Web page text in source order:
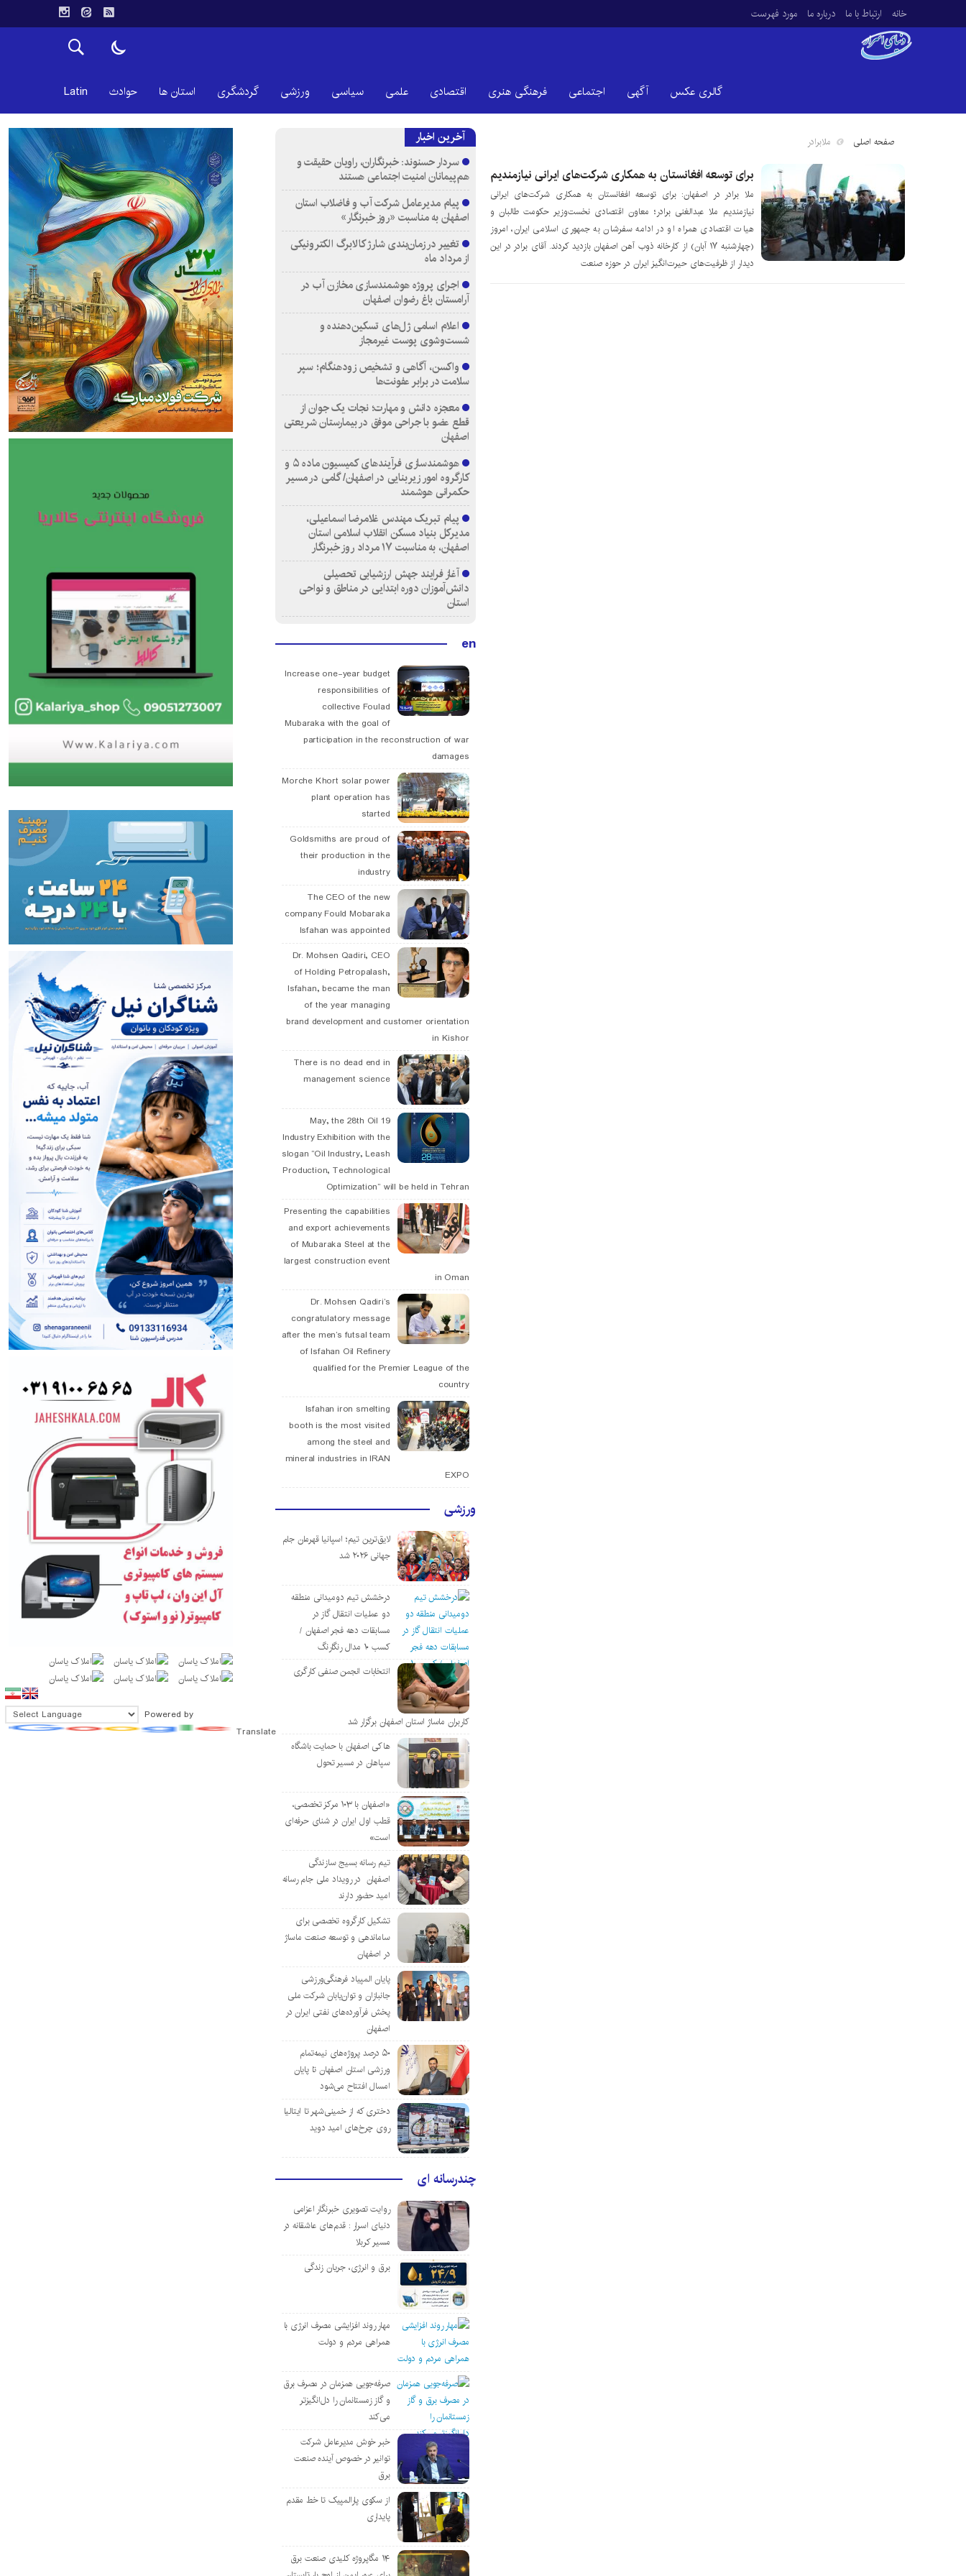
خانه ارتباط با ما درباره ما مورد فهرست
گالری عکس آگهی اجتماعی فرهنگی هنری اقتصادی علمی سیاسی ورزشی گردشگری استان ها حوادث Latin
صفحه اصلی ملابرادر
برای توسعه افغانستان به همکاری شرکت‌های ایرانی نیازمندیم
ملا برادر در اصفهان: برای توسعه افغانستان به همکاری شرکت‌های ایرانی
نیازمندیم ملا عبدالغنی برادر؛ معاون اقتصادی نخست‌وزیر حکومت طالبان و
هیات اقتصادی همراه او در ادامه سفرشان به جمهوری اسلامی ایران، امروز
(چهارشنبه ۱۷ آبان) از کارخانه ذوب آهن اصفهان بازدید کردند. آقای برادر در این
دیدار از ظرفیت‌های حیرت‌انگیز ایران در حوزه صنعت
آخرین اخبار
سردار حسنوند: خبرنگاران، راویان حقیقت و
هم‌پیمانان امنیت اجتماعی هستند
پیام مدیرعامل شرکت آب و فاضلاب استان
اصفهان به مناسبت «روز خبرنگار»
تغییر در زمان‌بندی شارژ کالابرگ الکترونیکی
از مرداد ماه
اجرای پروژه هوشمندسازی مخازن آب در
آرامستان‌ باغ رضوان اصفهان
اعلام اسامی ژل‌های تسکین‌دهنده و
شست‌وشوی پوست غیرمجاز
واکسن، آگاهی و تشخیص زودهنگام؛ سپر
سلامت در برابر عفونت‌ها
معجزه دانش و مهارت؛ نجات یک جوان از
قطع عضو با جراحی موفق در بیمارستان شریعتی
اصفهان
هوشمندسازی فرآیندهای کمیسیون ماده ۵ و
کارگروه امور زیربنایی در اصفهان/ گامی در مسیر
حکمرانی هوشمند
پیام تبریک مهندس غلامرضا اسماعیلی،
مدیرکل بنیاد مسکن انقلاب اسلامی استان
اصفهان، به مناسبت ۱۷ مرداد روز خبرنگار
آغاز فرایند جهش ارزشیابی تحصیلی
دانش‌آموزان دوره ابتدایی در مناطق و نواحی
استان
en
Increase one-year budget
responsibilities of
collective Foulad
Mubaraka with the goal of
participation in the reconstruction of war
damages
Morche Khort solar power
plant operation has
started
Goldsmiths are proud of
their production in the
industry
The CEO of the new
company Fould Mobaraka
Isfahan was appointed
Dr. Mohsen Qadiri, CEO
of Holding Petropalash,
Isfahan, became the man
of the year managing
brand development and customer orientation
in Kishor
There is no dead end in
management science
19 May, the 28th Oil
Industry Exhibition with the
slogan “Oil Industry, Leash
Production, Technological
Optimization” will be held in Tehran
Presenting the capabilities
and export achievements
of Mubaraka Steel at the
largest construction event
in Oman
Dr. Mohsen Qadiri’s
congratulatory message
after the men’s futsal team
of Isfahan Oil Refinery
qualified for the Premier League of the
country
Isfahan iron smelting
booth is the most visited
among the steel and
mineral industries in IRAN
EXPO
ورزشی
لایق‌ترین تیم؛ اسپانیا قهرمان جام
جهانی ۲۰۲۶ شد
درخشش تیم دومیدانی منطقه
دو عملیات انتقال گاز در
مسابقات دهه فجر اصفهان /
کسب ۱۰ مدال رنگارنگ
انتخابات انجمن صنفی کارگری
کاربران ماساژ استان اصفهان برگزار شد
هاکی اصفهان با حمایت باشگاه
سپاهان در مسیر تحول
«اصفهان با ۱۰۳ مرکز تخصصی،
قطب اول ایران در شنای حرفه‌ای
است»
تیم رسانه بسیج سازندگی
اصفهان در رویداد ملی جام رسانه
امید حضور دارند
تشکیل کارگروه تخصصی برای
ساماندهی و توسعه صنعت ماساژ
در اصفهان
پایان المپیاد فرهنگی‌ورزشی
جانبازان و توان‌یابان شرکت ملی
پخش فرآورده‌های نفتی ایران در
اصفهان
۵۰ درصد پروژه‌های نیمه‌تمام
ورزشی استان اصفهان تا پایان
امسال افتتاح می‌شود
دختری که از خمینی‌شهر تا ایتالیا
روی چرخ‌های امید دوید
چندرسانه ای
روایت تصویری خبرنگار اعزامی
دنیای اسرار : قدم‌های عاشقانه در
مسیر کربلا
برق و انرژی، جریان زندگی
مهار روند افزایشی مصرف انرژی با
همراهی مردم و دولت
صرفه‌جویی همزمان در مصرف برق
و گاز زمستانمان را دل‌انگیزتر
می‌کند
خبر خوش مدیرعامل شرکت
توانیر در خصوص آینده صنعت
برق
از سکوی پارالمپیک تا خط مقدم
پایداری
۱۴ مگاپروژه‌ کلیدی صنعت برق
Powered by
Translate